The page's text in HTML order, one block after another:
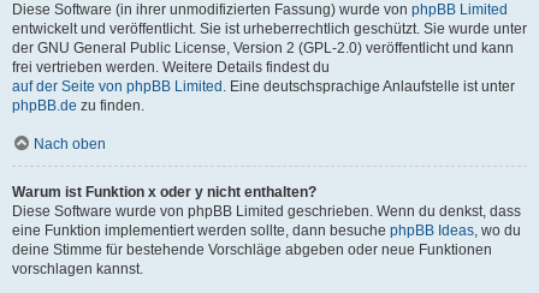
Diese Software (in ihrer unmodifizierten Fassung) wurde von phpBB Limited
entwickelt und veröffentlicht. Sie ist urheberrechtlich geschützt. Sie wurde unter
der GNU General Public License, Version 2 (GPL-2.0) veröffentlicht und kann
frei vertrieben werden. Weitere Details findest du
auf der Seite von phpBB Limited . Eine deutschsprachige Anlaufstelle ist unter
phpBB.de zu finden.
Nach oben
Warum ist Funktion x oder y nicht enthalten?
Diese Software wurde von phpBB Limited geschrieben. Wenn du denkst, dass
eine Funktion implementiert werden sollte, dann besuche phpBB Ideas, wo du
deine Stimme für bestehende Vorschläge abgeben oder neue Funktionen
vorschlagen kannst.